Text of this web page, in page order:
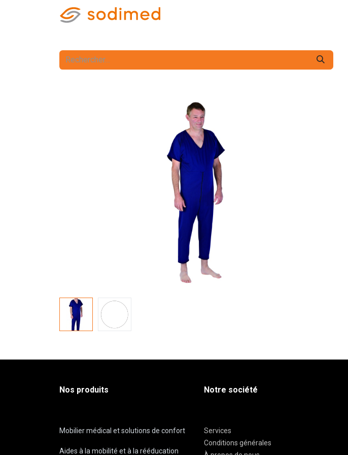
Nos produits
Mobilier médical et solutions de confort
Aides à la mobilité et à la rééducation
Notre société
Services
Conditions générales